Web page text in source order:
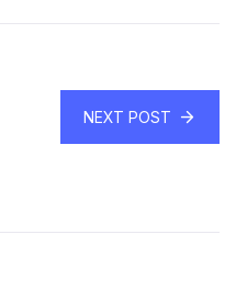
NEXT POST